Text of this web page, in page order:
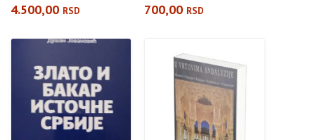
4.500,00 RSD 700,00 RSD